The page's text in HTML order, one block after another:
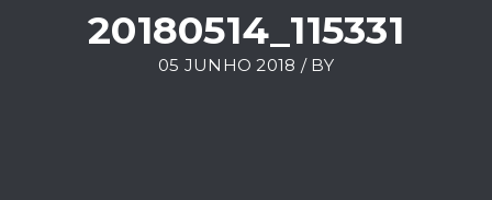
20180514_115331
05 JUNHO 2018 / BY